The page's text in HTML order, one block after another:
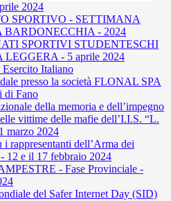
2024
SPORTIVO - SETTIMANA
BARDONECCHIA - 2024
SPORTIVI STUDENTESCHI
LEGGERA - 5 aprile 2024
Esercito Italiano
presso la società FLONAL SPA
di Fano
della memoria e dell’impegno
vittime delle mafie dell’I.I.S. “L.
marzo 2024
i rappresentanti dell’Arma dei
12 e il 17 febbraio 2024
- Fase Provinciale -
del Safer Internet Day (SID)